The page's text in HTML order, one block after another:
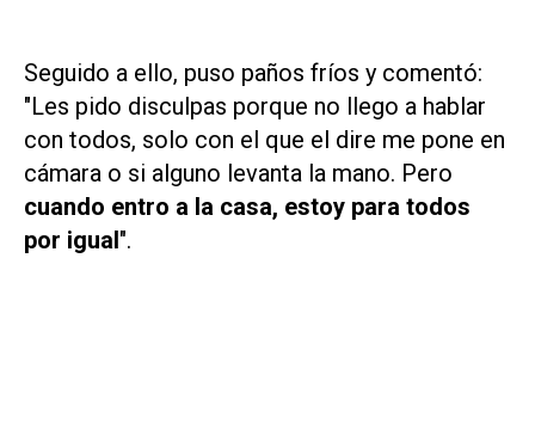
Seguido a ello, puso paños fríos y comentó:
"Les pido disculpas porque no llego a hablar
con todos, solo con el que el dire me pone en
cámara o si alguno levanta la mano. Pero
cuando entro a la casa, estoy para todos
por igual".